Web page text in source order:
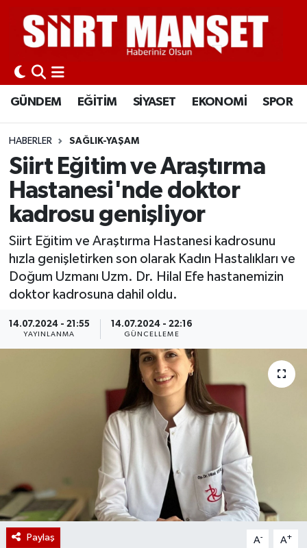
GÜNDEM EĞİTİM SİYASET EKONOMİ SPOR
HABERLER SAĞLIK-YAŞAM
Siirt Eğitim ve Araştırma
Hastanesi'nde doktor
kadrosu genişliyor
Siirt Eğitim ve Araştırma Hastanesi kadrosunu
hızla genişletirken son olarak Kadın Hastalıkları ve
Doğum Uzmanı Uzm. Dr. Hilal Efe hastanemizin
doktor kadrosuna dahil oldu.
14.07.2024 - 21:55
YAYINLANMA
14.07.2024 - 22:16
GÜNCELLEME
Paylaş A- A+
GÜNDEM
EĞİTİM
SİYASET
EKONOMİ
SPOR
KÜLTÜR-SANAT
SAĞLIK-YAŞAM
Siirt Nöbetçi Eczaneler
Siirt Hava Durumu
Siirt Namaz Vakitleri
Siirt Trafik Yoğunluk Haritası
Süper Lig Puan Durumu ve Fikstür
Tüm Manşetler
Son Dakika Haberleri
Haber Arşivi